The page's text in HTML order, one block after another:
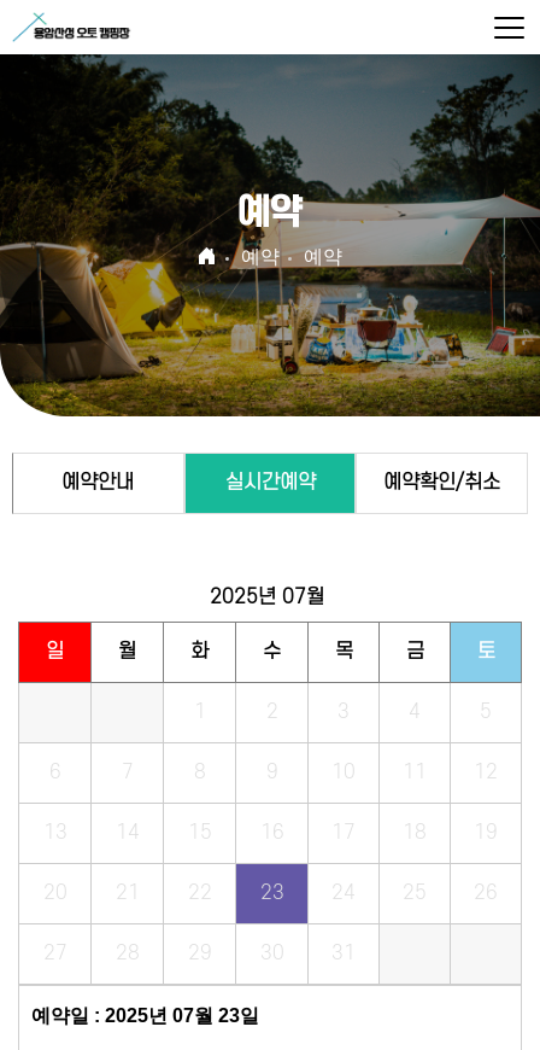
예약
예약 예약
예약안내 실시간예약 예약확인/취소
2025년 07월
일 월 화 수 목 금 토
1 2 3 4 5
6 7 8 9 10 11 12
13 14 15 16 17 18 19
20 21 22 23 24 25 26
27 28 29 30 31
예약일 : 2025년 07월 23일